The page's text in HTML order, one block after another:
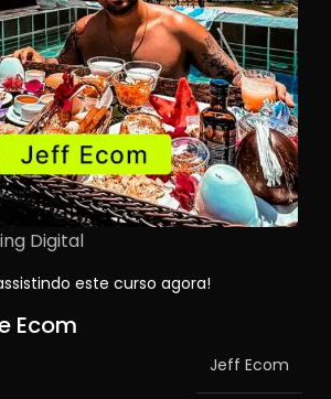
Digital
este curso agora!
Ecom
Jeff Ecom